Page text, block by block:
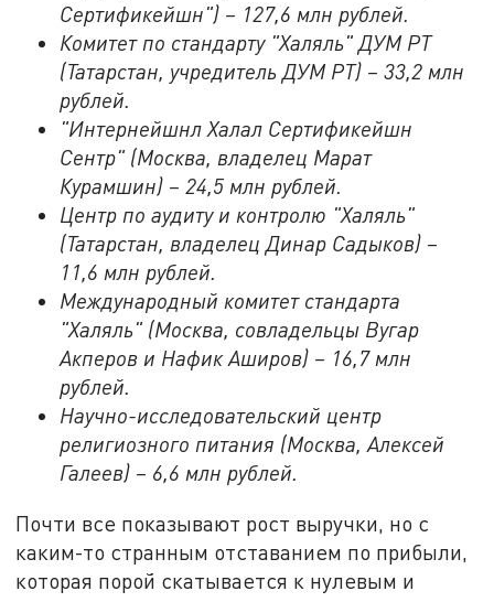
Сертификейшн") – 127,6 млн рублей.
Комитет по стандарту "Халяль" ДУМ РТ
(Татарстан, учредитель ДУМ РТ) – 33,2 млн
рублей.
"Интернейшнл Халал Сертификейшн
Сентр" (Москва, владелец Марат
Курамшин) – 24,5 млн рублей.
Центр по аудиту и контролю "Халяль"
(Татарстан, владелец Динар Садыков) –
11,6 млн рублей.
Международный комитет стандарта
"Халяль" (Москва, совладельцы Вугар
Акперов и Нафик Аширов) – 16,7 млн
рублей.
Научно-исследовательский центр
религиозного питания (Москва, Алексей
Галеев) – 6,6 млн рублей.
Почти все показывают рост выручки, но с
каким-то странным отставанием по прибыли,
которая порой скатывается к нулевым и